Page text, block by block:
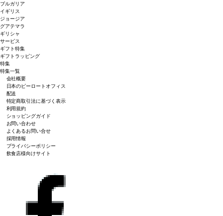
ブルガリア
イギリス
ジョージア
グアテマラ
ギリシャ
サービス
ギフト特集
ギフトラッピング
特集
特集一覧
会社概要
日本のピーロートオフィス
配送
特定商取引法に基づく表示
利用規約
ショッピングガイド
お問い合わせ
よくあるお問い合せ
採用情報
プライバシーポリシー
飲食店様向けサイト